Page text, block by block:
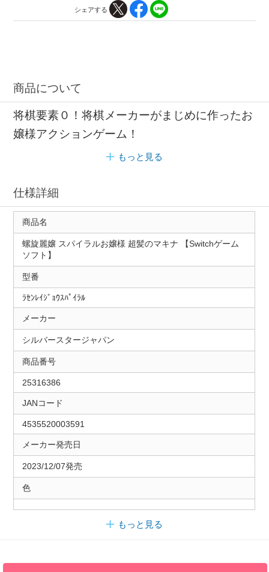
シェアする
商品について
将棋要素０！将棋メーカーがまじめに作ったお
嬢様アクションゲーム！
もっと見る
仕様詳細
商品名
螺旋麗嬢 スパイラルお嬢様 超髪のマキナ 【Switchゲーム
ソフト】
型番
ﾗｾﾝﾚｲｼﾞｮｳｽﾊﾟｲﾗﾙ
メーカー
シルバースタージャパン
商品番号
25316386
JANコード
4535520003591
メーカー発売日
2023/12/07発売
色
もっと見る